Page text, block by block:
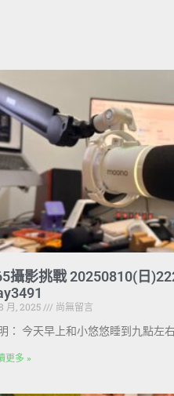
攝影挑戰 20250810(日
月, 2025
尚無留言
： 今天早上和小悠悠睡到九點左
更多 »